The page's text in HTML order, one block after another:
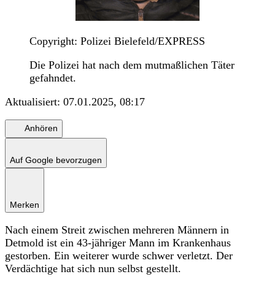
Copyright: Polizei Bielefeld/EXPRESS
Die Polizei hat nach dem mutmaßlichen Täter
gefahndet.
Aktualisiert: 07.01.2025, 08:17
Anhören
Auf Google bevorzugen
Merken
Nach einem Streit zwischen mehreren Männern in
Detmold ist ein 43-jähriger Mann im Krankenhaus
gestorben. Ein weiterer wurde schwer verletzt. Der
Verdächtige hat sich nun selbst gestellt.